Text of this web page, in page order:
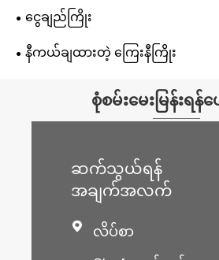
ငွေချည်ကြိုး
နီကယ်ချထားတဲ့ ကြေးနီကြိုး
စုံစမ်းမေးမြန်းရန်ပ
ဆက်သွယ်ရန်
အချက်အလက်
 လိပ်စာ